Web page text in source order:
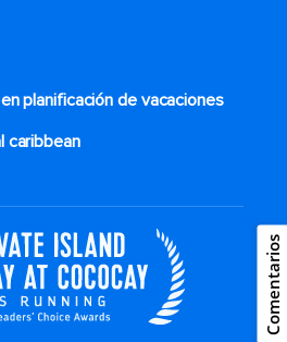
planificación de vacaciones
caribbean
Comentarios